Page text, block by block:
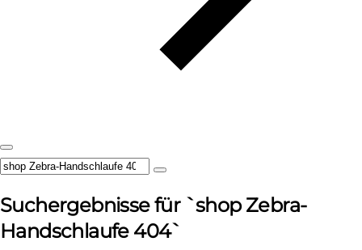
Suchergebnisse für `shop Zebra-
Handschlaufe 404`